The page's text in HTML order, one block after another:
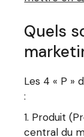
Quels
Les 4 « P »
:
Produit
central du